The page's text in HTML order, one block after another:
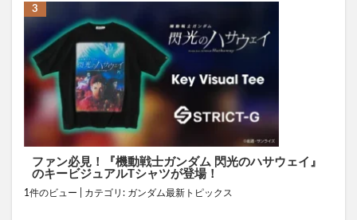
ファン必見！『機動戦士ガンダム 閃光のハサウェイ』
のキービジュアルTシャツが登場！
1件のビュー カテゴリ: ガンダム最新トピックス